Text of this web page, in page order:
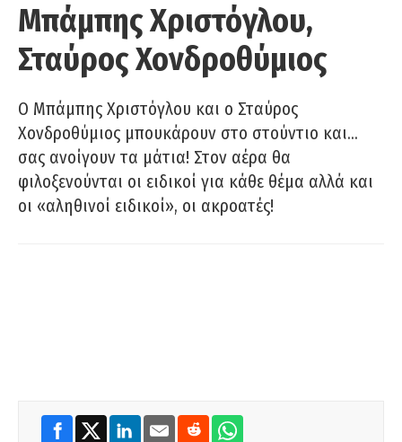
Μπάμπης Χριστόγλου,
Σταύρος Χονδροθύμιος
O Μπάμπης Χριστόγλου και ο Σταύρος
Χονδροθύμιος μπουκάρουν στο στούντιο και…
σας ανοίγουν τα μάτια! Στον αέρα θα
φιλοξενούνται οι ειδικοί για κάθε θέμα αλλά και
οι «αληθινοί ειδικοί», οι ακροατές!